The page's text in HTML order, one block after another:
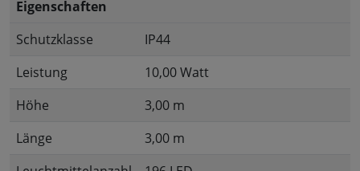
Eigenschaften
Schutzklasse
IP44
Leistung
10,00 Watt
Höhe
3,00 m
Länge
3,00 m